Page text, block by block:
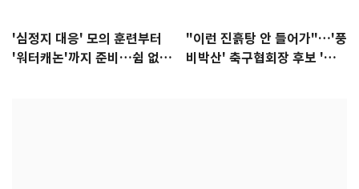
'심정지 대응' 모의 훈련부터
'워터캐논'까지 준비…쉼 없는
"이런 진흙탕 안 들어가"…'풍
비박산' 축구협회장 후보 '실